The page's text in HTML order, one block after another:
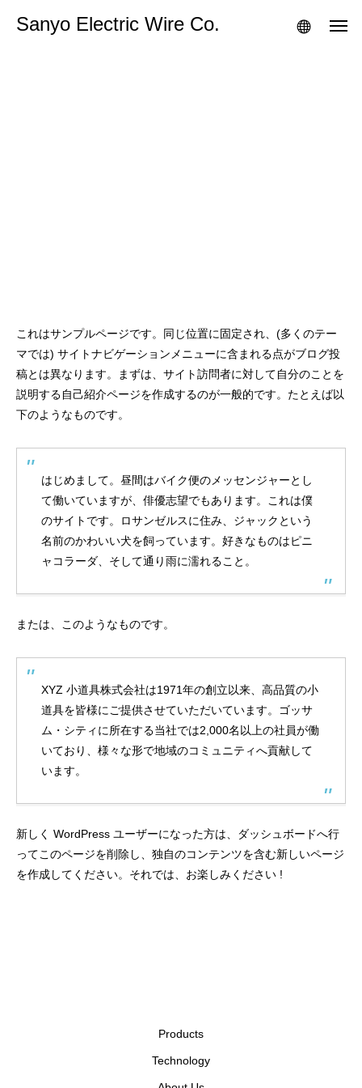
Sanyo Electric Wire Co.
これはサンプルページです。同じ位置に固定され、(多くのテー
マでは) サイトナビゲーションメニューに含まれる点がブログ投
稿とは異なります。まずは、サイト訪問者に対して自分のことを
説明する自己紹介ページを作成するのが一般的です。たとえば以
下のようなものです。
はじめまして。昼間はバイク便のメッセンジャーとし
て働いていますが、俳優志望でもあります。これは僕
のサイトです。ロサンゼルスに住み、ジャックという
名前のかわいい犬を飼っています。好きなものはピニ
ャコラーダ、そして通り雨に濡れること。
または、このようなものです。
XYZ 小道具株式会社は1971年の創立以来、高品質の小
道具を皆様にご提供させていただいています。ゴッサ
ム・シティに所在する当社では2,000名以上の社員が働
いており、様々な形で地域のコミュニティへ貢献して
います。
新しく WordPress ユーザーになった方は、 ダッシュボードへ行
ってこのページを削除し、独自のコンテンツを含む新しいページ
を作成してください。それでは、お楽しみください !
Products
Technology